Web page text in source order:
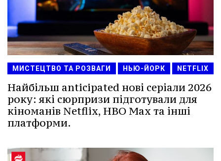
МИСТЕЦТВО ТА РОЗВАГИ НЬЮ-ЙОРК NETFLIX
Найбільш anticipated нові серіали 2026
року: які сюрпризи підготували для
кіноманів Netflix, HBO Max та інші
платформи.